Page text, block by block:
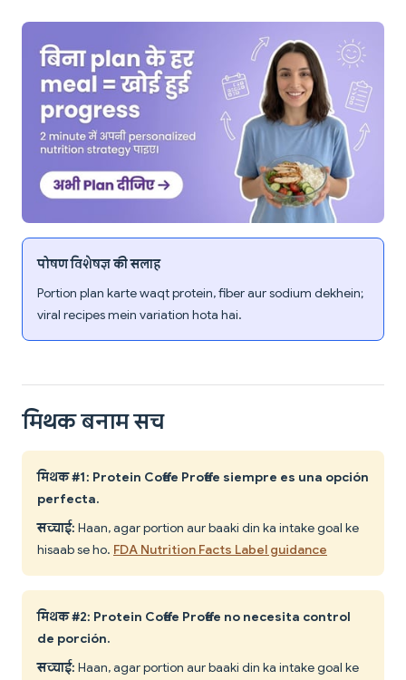
पोषण विशेषज्ञ की सलाह
Portion plan karte waqt protein, fiber aur sodium dekhein;
viral recipes mein variation hota hai.
मिथक बनाम सच
मिथक #1: Protein Coffee Proffee siempre es una opción
perfecta.
सच्चाई: Haan, agar portion aur baaki din ka intake goal ke
hisaab se ho. FDA Nutrition Facts Label guidance
मिथक #2: Protein Coffee Proffee no necesita control
de porción.
सच्चाई: Haan, agar portion aur baaki din ka intake goal ke